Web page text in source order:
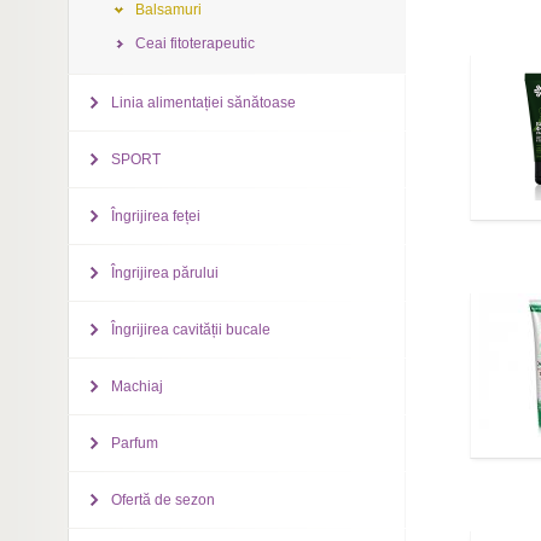
Balsamuri
Ceai fitoterapeutic
Linia alimentației sănătoase
SPORT
Îngrijirea feței
Îngrijirea părului
Îngrijirea cavității bucale
Machiaj
Parfum
Ofertă de sezon